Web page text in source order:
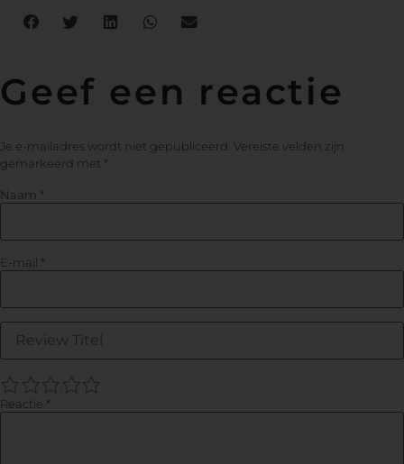
Geef een reactie
Je e-mailadres wordt niet gepubliceerd. Vereiste velden zijn
gemarkeerd met *
Naam *
E-mail *
5
4
3
2
Reactie *